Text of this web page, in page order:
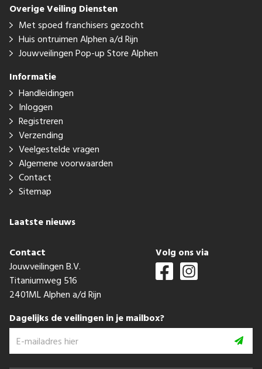
Overige Veiling Diensten
Met spoed franchisers gezocht
Huis ontruimen Alphen a/d Rijn
Jouwveilingen Pop-up Store Alphen
Informatie
Handleidingen
Inloggen
Registreren
Verzending
Veelgestelde vragen
Algemene voorwaarden
Contact
Sitemap
Laatste nieuws
Contact
Jouwveilingen B.V.
Titaniumweg 516
2401ML Alphen a/d Rijn
Volg ons via
Dagelijks de veilingen in je mailbox?